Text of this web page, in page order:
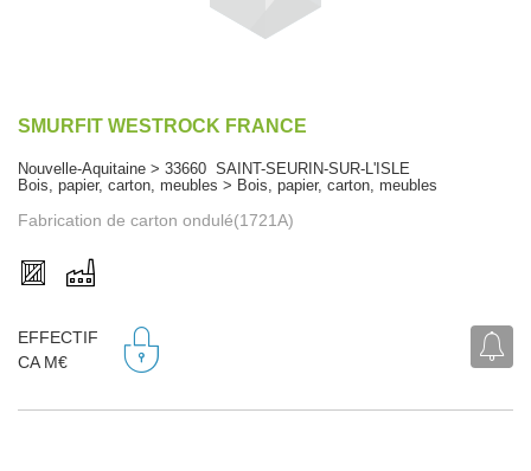
SMURFIT WESTROCK FRANCE
Nouvelle-Aquitaine > 33660 SAINT-SEURIN-SUR-L'ISLE
Bois, papier, carton, meubles > Bois, papier, carton, meubles
Fabrication de carton ondulé(1721A)
EFFECTIF
CA M€